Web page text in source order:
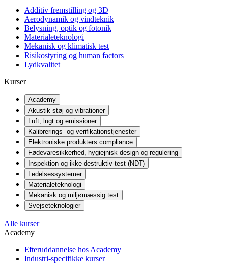
Additiv fremstilling og 3D
Aerodynamik og vindteknik
Belysning, optik og fotonik
Materialeteknologi
Mekanisk og klimatisk test
Risikostyring og human factors
Lydkvalitet
Kurser
Academy
Akustik støj og vibrationer
Luft, lugt og emissioner
Kalibrerings- og verifikationstjenester
Elektroniske produkters compliance
Fødevaresikkerhed, hygiejnisk design og regulering
Inspektion og ikke-destruktiv test (NDT)
Ledelsessystemer
Materialeteknologi
Mekanisk og miljømæssig test
Svejseteknologier
Alle kurser
Academy
Efteruddannelse hos Academy
Industri-specifikke kurser